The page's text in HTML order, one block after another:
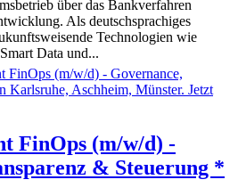
über das Bankverfahren
Als deutschsprachiges
Technologien wie
Data und...
FinOps (m/w/d) -
& Steuerung *